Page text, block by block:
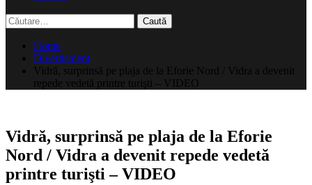
Caută
după:
Home
Divertisment
Vidră, surprinsă pe plaja de la Eforie Nord / Vidra a devenit
repede vedetă printre turişti – VIDEO
Vidră, surprinsă pe plaja de la Eforie
Nord / Vidra a devenit repede vedetă
printre turişti – VIDEO